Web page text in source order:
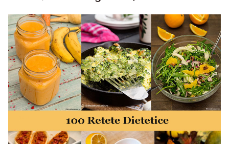
minute. Retete rapide. Retete rapide de mancare. Idei
retete mancare rapid